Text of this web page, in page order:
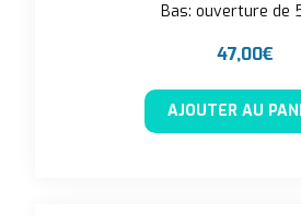
Bas: ouverture de
47,00€
AJOUTER AU